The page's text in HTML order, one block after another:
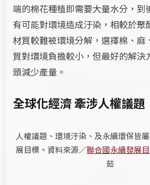
端的棉花種植即需要大量水分，到
有可能對環境造成汙染，相較於聚
材質較難被環境分解，選擇棉、麻
質對環境負擔較小，但最好的解決
頭減少產量。
全球化經濟 牽涉人權議題
人權議題、環境汙染、及永續環保皆
展目標。資料來源／聯合國永續發展
茹